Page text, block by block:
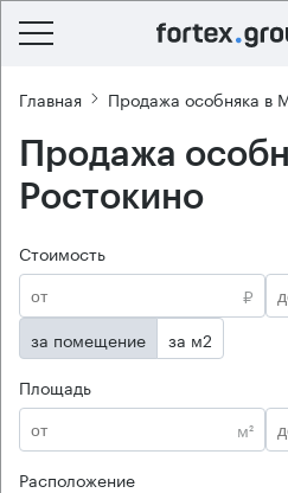
Главная Продажа особняка в
Продажа
Ростокино
Стоимость
₽
за помещение
за м2
Площадь
м²
Расположение